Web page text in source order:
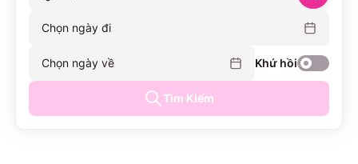
Chọn ngày đi
Khứ hồi
Chọn ngày về
Tìm Kiếm